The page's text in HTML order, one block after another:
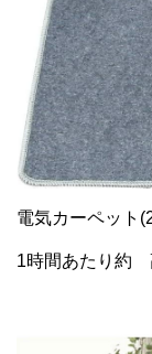
電気カーペット
1時間あたり約